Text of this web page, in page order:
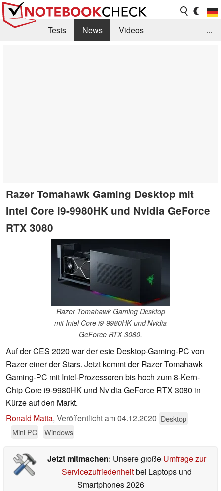
Tests News
Videos
...
Razer Tomahawk Gaming Desktop mit
Intel Core i9-9980HK und Nvidia GeForce
RTX 3080
Razer Tomahawk Gaming Desktop
mit Intel Core i9-9980HK und Nvidia
GeForce RTX 3080.
Auf der CES 2020 war der este Desktop-Gaming-PC von
Razer einer der Stars. Jetzt kommt der Razer Tomahawk
Gaming-PC mit Intel-Prozessoren bis hoch zum 8-Kern-
Chip Core i9-9980HK und Nvidia GeForce RTX 3080 in
Kürze auf den Markt.
Ronald Matta, Veröffentlicht am04.12.2020 Desktop
Mini PC
Windows
Jetzt mitmachen: Unsere große Umfrage zur
Servicezufriedenheitbei Laptops und
Smartphones 2026